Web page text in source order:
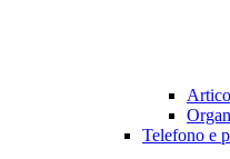
Telefono e